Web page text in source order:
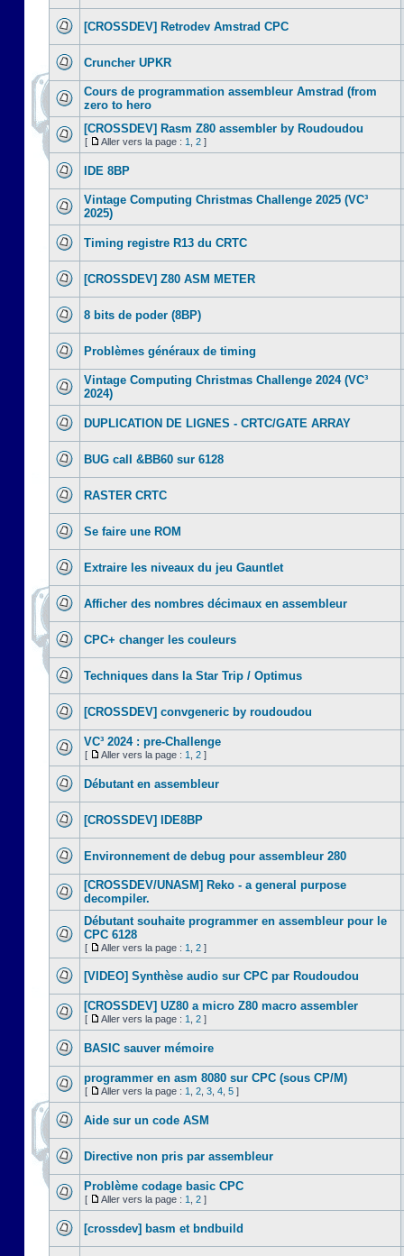
[CROSSDEV] Retrodev Amstrad CPC
Cruncher UPKR
Cours de programmation assembleur Amstrad (from
zero to hero
[CROSSDEV] Rasm Z80 assembler by Roudoudou
[ Aller vers la page : 1 2 ]
IDE 8BP
Vintage Computing Christmas Challenge 2025 (VC³
2025)
Timing registre R13 du CRTC
[CROSSDEV] Z80 ASM METER
8 bits de poder (8BP)
Problèmes généraux de timing
Vintage Computing Christmas Challenge 2024 (VC³
2024)
DUPLICATION DE LIGNES - CRTC/GATE ARRAY
BUG call &BB60 sur 6128
RASTER CRTC
Se faire une ROM
Extraire les niveaux du jeu Gauntlet
Afficher des nombres décimaux en assembleur
CPC+ changer les couleurs
Techniques dans la Star Trip / Optimus
[CROSSDEV] convgeneric by roudoudou
VC³ 2024 : pre-Challenge
[ Aller vers la page : 1 2 ]
Débutant en assembleur
[CROSSDEV] IDE8BP
Environnement de debug pour assembleur 280
[CROSSDEV/UNASM] Reko - a general purpose
decompiler.
Débutant souhaite programmer en assembleur pour le
CPC 6128
[ Aller vers la page : 1 2 ]
[VIDEO] Synthèse audio sur CPC par Roudoudou
[CROSSDEV] UZ80 a micro Z80 macro assembler
[ Aller vers la page : 1 2 ]
BASIC sauver mémoire
programmer en asm 8080 sur CPC (sous CP/M)
[ Aller vers la page : 1 2 3 4 5 ]
Aide sur un code ASM
Directive non pris par assembleur
Problème codage basic CPC
[ Aller vers la page : 1 2 ]
[crossdev] basm et bndbuild